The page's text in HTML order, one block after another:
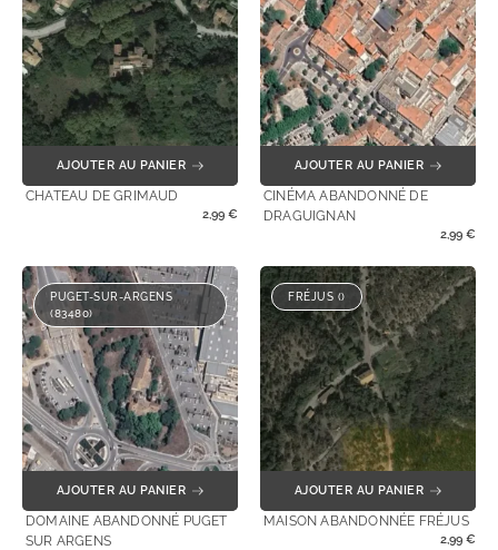
AJOUTER AU PANIER
CHATEAU DE GRIMAUD
2,99 €
AJOUTER AU PANIER
CINÉMA ABANDONNÉ DE
DRAGUIGNAN
2,99 €
PUGET-SUR-ARGENS
(83480)
AJOUTER AU PANIER
DOMAINE ABANDONNÉ PUGET
SUR ARGENS
FRÉJUS ()
AJOUTER AU PANIER
MAISON ABANDONNÉE FRÉJUS
2,99 €